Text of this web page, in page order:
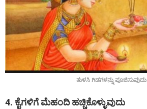
ತುಳಸಿ ಗಿಡಗಳನ್ನು ಪೂಜಿಸುವುದು
4. ಕೈಗಳಿಗೆ ಮೆಹಂದಿ ಹಚ್ಚಿಕೊಳ್ಳುವುದು